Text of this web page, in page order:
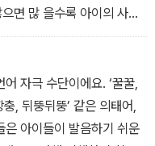
인 소통이다. 가정에서 부
배우기 시작한 아이 마음에
뿌리내린다. 이렇게 영어
자리 잡혀야 평생 공부를
면 많 을수록 아이의 사회
영향이 크다는 연구 결과
해줍니다. 소통의 기회가
다. 언어 이해를 돕는 충분
는 동기를 만들어주세요.
소통이다>
자극 수단이에요. ‘꿀꿀,
, 뒤뚱뒤뚱’ 같은 의태어,
은 아이들이 발음하기 쉬운